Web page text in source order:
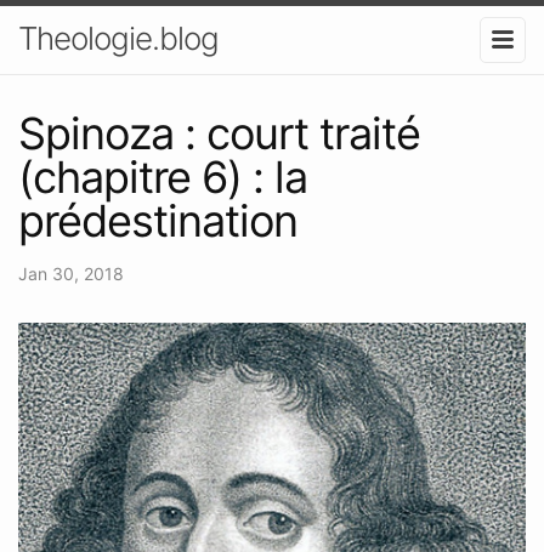
Theologie.blog
Spinoza : court traité
(chapitre 6) : la
prédestination
Jan 30, 2018